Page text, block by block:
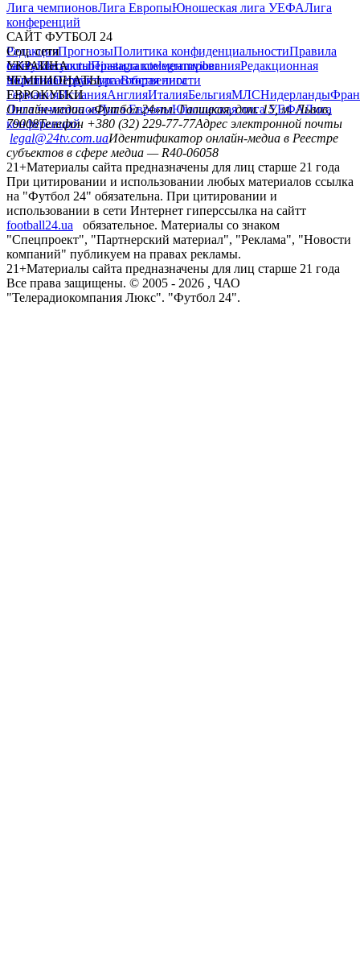
Лига чемпионовЛига ЕвропыЮношеская лига УЕФАЛига
конференций
САЙТ ФУТБОЛ 24
РедакцияПрогнозыПолитика конфиденциальностиПравила
сайтуКонтактыПравила комментированияРедакционная
политикаСтруктура собственности
Соц. сети
facebookxyoutubeinstagramtelegramviber
УКРАИНА
УкраинаПервая лигаВторая лига
ЧЕМПИОНАТЫ
ГерманияИспанияАнглияИталияБельгияМЛСНидерланды
ЕВРОКУБКИ
Лига чемпионовЛига ЕвропыЮношеская лига УЕФАЛига
конференций
Онлайн-медиа «Футбол 24»пл. Галицкая, дом. 15, м. Львов,
79008Телефон +380 (32) 229-77-77Адрес электронной почты
legal@24tv.com.uaИдентификатор онлайн-медиа в Реестре
субъектов в сфере медиа — R40-06058
21+Материалы сайта предназначены для лиц старше 21 года
При цитировании и использовании любых материалов ссылка
на "Футбол 24" обязательна. При цитировании и
использовании в сети Интернет гиперссылка на сайтт
football24.ua
обязательное. Материалы со знаком
"Спецпроект", "Партнерский материал", "Реклама", "Новости
компаний" публикуем на правах рекламы.
21+Материалы сайта предназначены для лиц старше 21 года
Все права защищены. © 2005 - 2026 , ЧАО
"Телерадиокомпания Люкс". "Футбол 24".